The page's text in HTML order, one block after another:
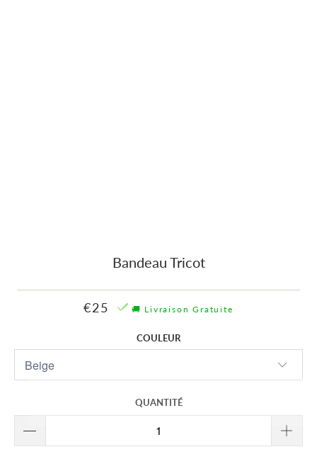
Bandeau Tricot
€25 🚚 Livraison Gratuite
COULEUR
QUANTITÉ